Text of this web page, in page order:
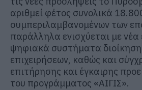
αριθμεί φέτος συνολικά
συμπεριλαμβανομένων των
παράλληλα ενισχύεται με νέα
ψηφιακά συστήματα
επιχειρήσεων, καθώς και
επιτήρησης και έγκαιρης
του προγράμματος «ΑΙΓΙΣ».